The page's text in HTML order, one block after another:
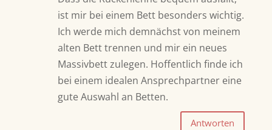
ist mir bei einem Bett besonders wichtig.
Ich werde mich demnächst von meinem
alten Bett trennen und mir ein neues
Massivbett zulegen. Hoffentlich finde ich
bei einem idealen Ansprechpartner eine
gute Auswahl an Betten.
Antworten